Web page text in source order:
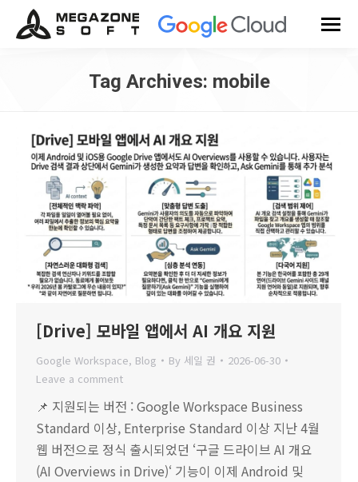
Tag Archives: mobile
[Drive] 모바일 앱에서 AI 개요 지원
Google Workspace, Blog By 세일 권
2026-06-30
Leave a comment
📌 지원되는 버전 : Google Workspace Business
Standard 이상, Enterprise Standard 이상 지난 4월
웹 버전으로 정식 출시되었던 ‘구글 드라이브 AI 개요
(AI Overviews in Drive)‘ 기능이 이제 Android 및